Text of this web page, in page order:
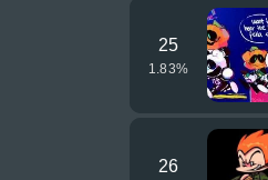
25
1.83%
26